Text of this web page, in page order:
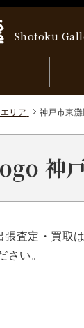
Shotoku
リア 神戸市東
神
査定・買取
い。